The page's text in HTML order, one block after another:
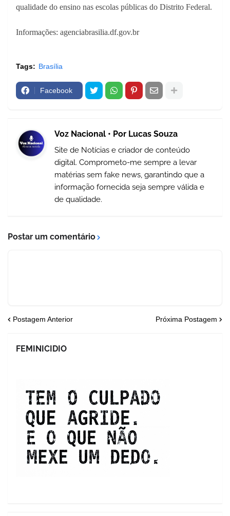
qualidade do ensino nas escolas públicas do Distrito Federal.
Informações: agenciabrasilia.df.gov.br
Tags: Brasília
Facebook
Voz Nacional • Por Lucas Souza
Site de Notícias e criador de conteúdo
digital. Comprometo-me sempre a levar
matérias sem fake news, garantindo que a
informação fornecida seja sempre válida e
de qualidade.
Postar um comentário
Postagem Anterior Próxima Postagem
FEMINICIDIO